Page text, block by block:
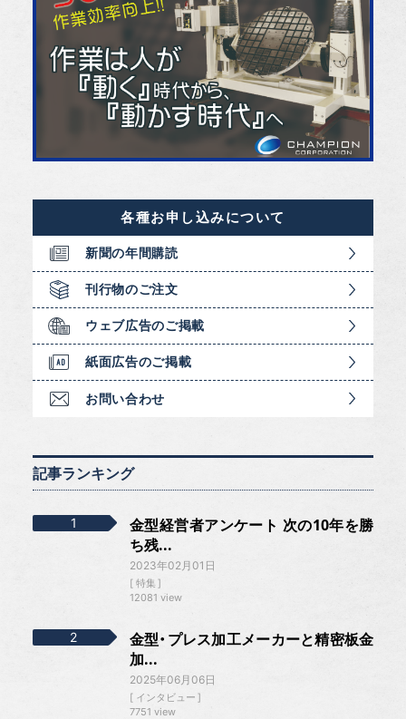
各種お申し込みについて
新聞の年間購読
刊行物のご注文
ウェブ広告のご掲載
紙面広告のご掲載
お問い合わせ
記事ランキング
金型経営者アンケート 次の10年を勝
ち残...
2023年02月01日
特集
12081 view
金型・プレス加工メーカーと精密板金
加...
2025年06月06日
インタビュー
7751 view